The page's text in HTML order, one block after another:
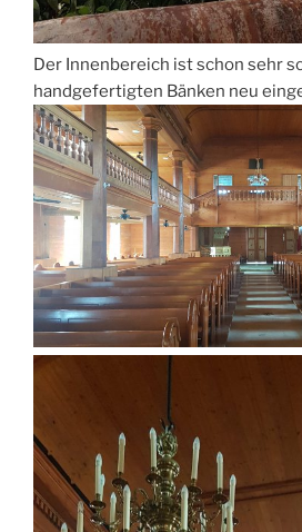
Der Innenbereich ist schon sehr
handgefertigten Bänken neu